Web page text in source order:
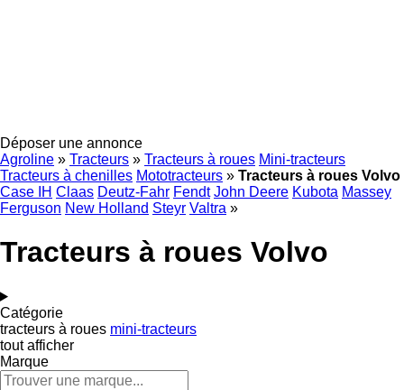
Déposer une annonce
Agroline » Tracteurs » Tracteurs à roues Mini-tracteurs
Tracteurs à chenilles Mototracteurs » Tracteurs à roues Volvo
Case IH Claas Deutz-Fahr Fendt John Deere Kubota Massey
Ferguson New Holland Steyr Valtra »
Tracteurs à roues Volvo
Catégorie
tracteurs à roues mini-tracteurs
tout afficher
Marque